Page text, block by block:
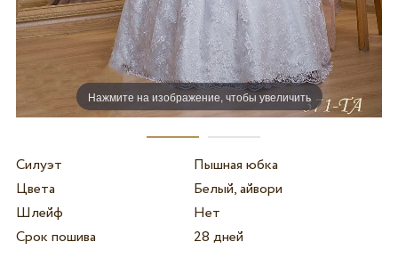
Нажмите на изображение, чтобы увеличить
Силуэт
Пышная юбка
Цвета
Белый, айвори
Шлейф
Нет
Срок пошива
28 дней